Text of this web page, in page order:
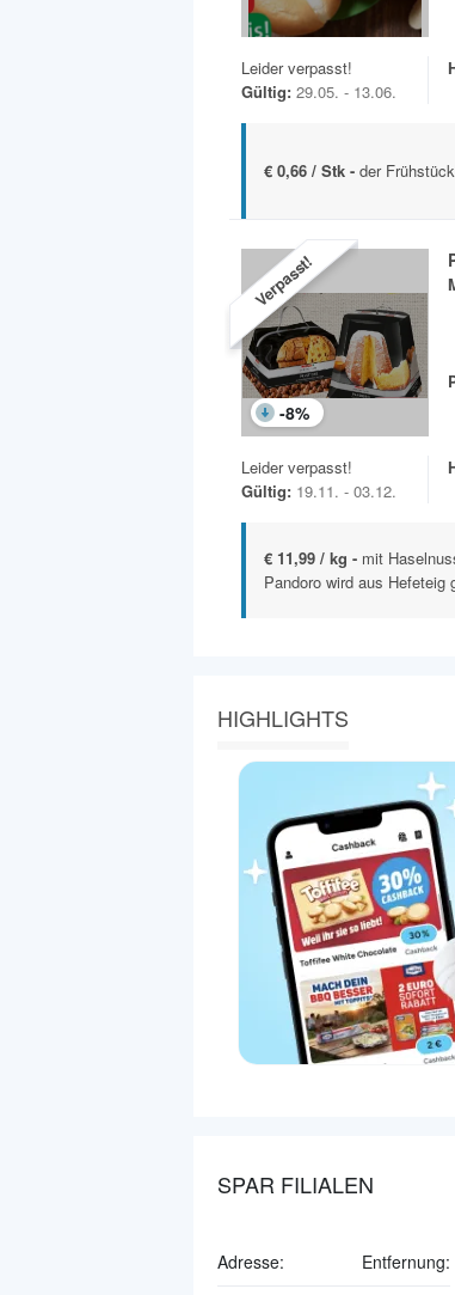
Leider verpasst!
Gültig: 29.05. - 13.06.
€ 0,66 / Stk - der
Verpasst!
-8%
Leider verpasst!
Gültig: 19.11. - 03.12.
€ 11,99 / kg - mit
Pandoro wird aus
HIGHLIGHTS
SPAR FILIALEN
Adresse: Entfernung: